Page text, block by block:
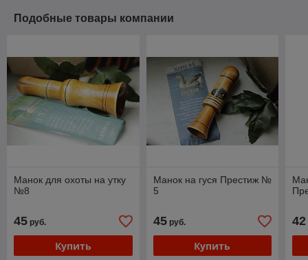
Подобные товары компании
Манок для охоты на утку
№8
45 руб.
Купить
Манок на гуся Престиж №
5
45руб.
Купить
42